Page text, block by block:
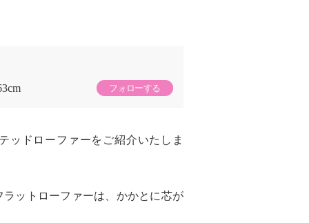
フォローする
ッドローファーをご紹介いたしま
ットローファーは、かかとに芯が